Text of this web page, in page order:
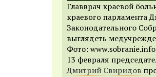
Главврач краевой
краевого парламента
Законодательного
выглядеть
Фото: www.sobranie.info
13 февраля
Дмитрий Свиридов